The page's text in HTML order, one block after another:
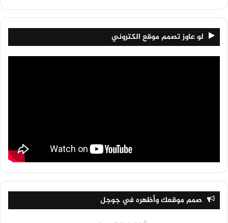
لو عاوز تصمم موقع الكتروني
صمم موقعك وأظهره في جوجل